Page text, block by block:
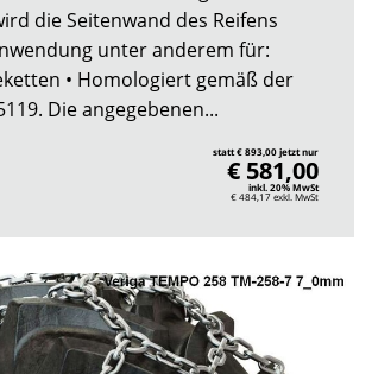
die Seitenwand des Reifens
unter anderem für:
• Homologiert gemäß der
Die angegebenen...
statt € 893,00 jetzt nur
€ 581,00
inkl. 20% MwSt
€ 484,17exkl. MwSt